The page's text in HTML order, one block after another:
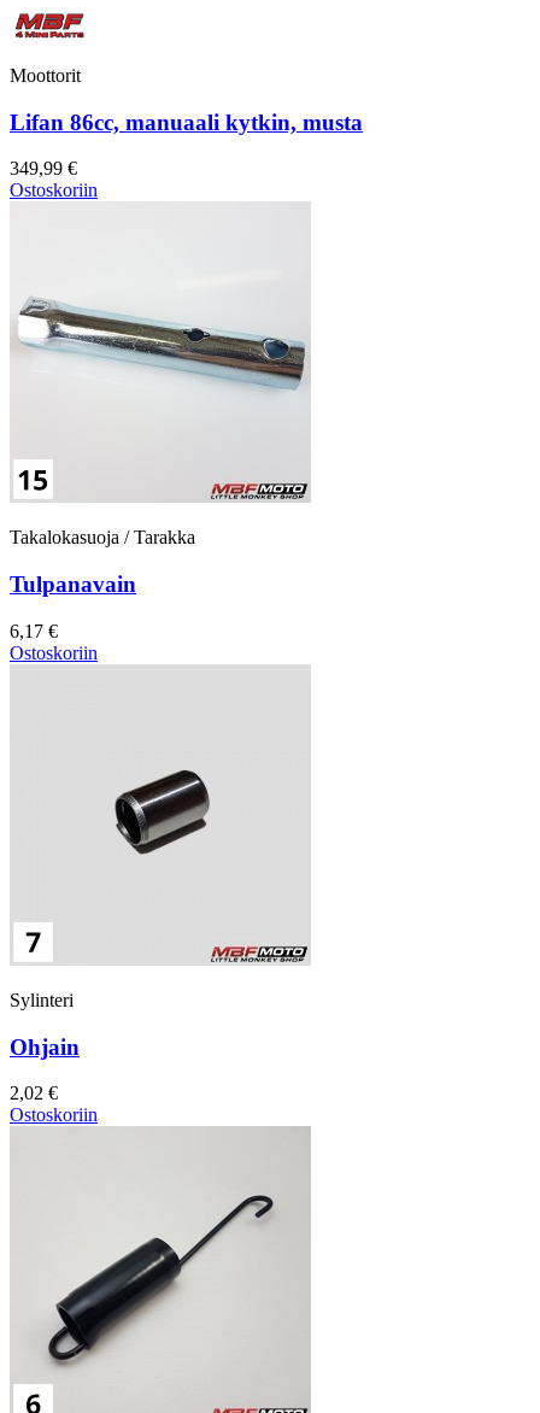
Moottorit
Lifan 86cc, manuaali kytkin, musta
349,99 €
Ostoskoriin
Takalokasuoja / Tarakka
Tulpanavain
6,17 €
Ostoskoriin
Sylinteri
Ohjain
2,02 €
Ostoskoriin